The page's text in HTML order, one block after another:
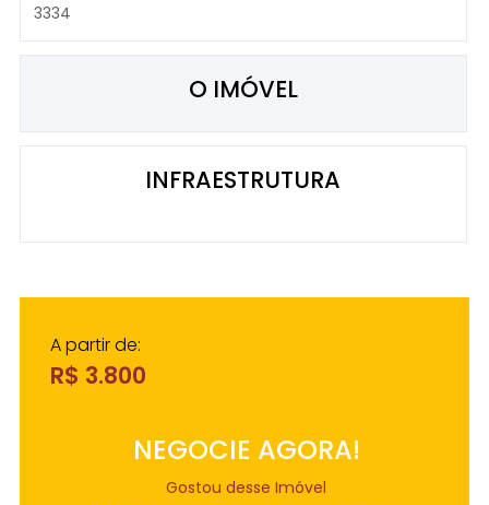
3334
O IMÓVEL
INFRAESTRUTURA
A partir de:
R$ 3.800
NEGOCIE AGORA!
Gostou desse Imóvel